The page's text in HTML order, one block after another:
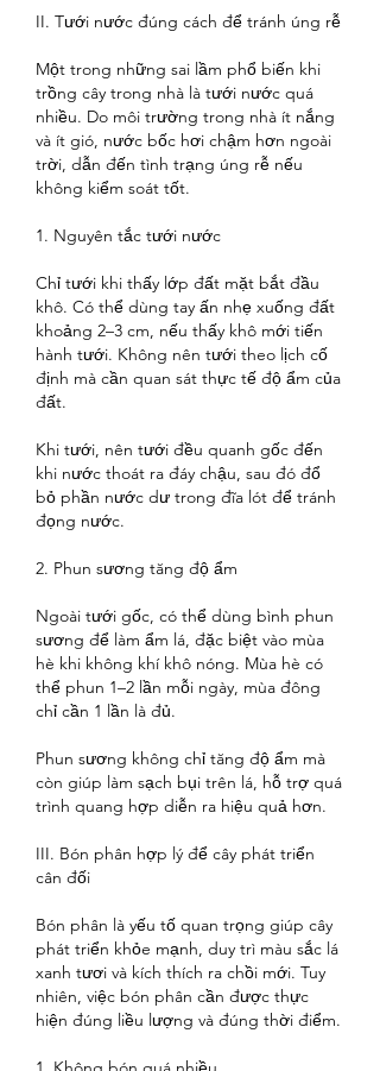
II. Tưới nước đúng cách để tránh úng rễ
Một trong những sai lầm phổ biến khi
trồng cây trong nhà là tưới nước quá
nhiều. Do môi trường trong nhà ít nắng
và ít gió, nước bốc hơi chậm hơn ngoài
trời, dẫn đến tình trạng úng rễ nếu
không kiểm soát tốt.
1. Nguyên tắc tưới nước
Chỉ tưới khi thấy lớp đất mặt bắt đầu
khô. Có thể dùng tay ấn nhẹ xuống đất
khoảng 2–3 cm, nếu thấy khô mới tiến
hành tưới. Không nên tưới theo lịch cố
định mà cần quan sát thực tế độ ẩm của
đất.
Khi tưới, nên tưới đều quanh gốc đến
khi nước thoát ra đáy chậu, sau đó đổ
bỏ phần nước dư trong đĩa lót để tránh
đọng nước.
2. Phun sương tăng độ ẩm
Ngoài tưới gốc, có thể dùng bình phun
sương để làm ẩm lá, đặc biệt vào mùa
hè khi không khí khô nóng. Mùa hè có
thể phun 1–2 lần mỗi ngày, mùa đông
chỉ cần 1 lần là đủ.
Phun sương không chỉ tăng độ ẩm mà
còn giúp làm sạch bụi trên lá, hỗ trợ quá
trình quang hợp diễn ra hiệu quả hơn.
III. Bón phân hợp lý để cây phát triển
cân đối
Bón phân là yếu tố quan trọng giúp cây
phát triển khỏe mạnh, duy trì màu sắc lá
xanh tươi và kích thích ra chồi mới. Tuy
nhiên, việc bón phân cần được thực
hiện đúng liều lượng và đúng thời điểm.